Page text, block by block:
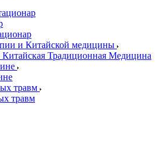
и Китайской медицины
Китайская Традиционная Медицина
травм
травм